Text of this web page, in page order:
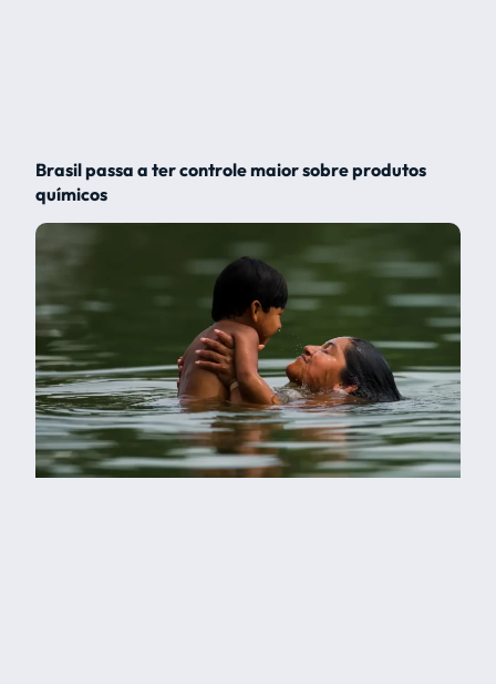
Brasil passa a ter controle maior sobre produtos
químicos